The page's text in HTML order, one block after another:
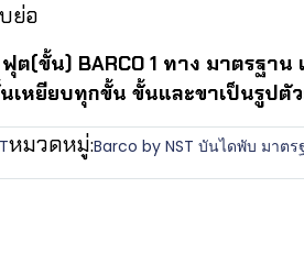
ย่อ
(ขั้น) BARCO 1 ทาง มาตรฐาน
นเหยียบทุกขั้น ขั้นและขาเป็นรูปตั
หมวดหมู่:Barco by NST บันไดพับ มาตร